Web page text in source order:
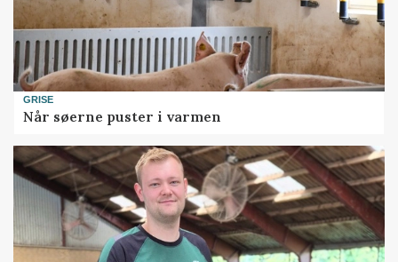
GRISE
Når søerne puster i varmen